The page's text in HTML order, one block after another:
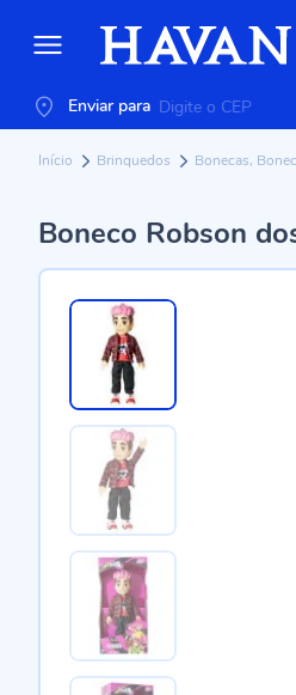
Enviar para
Início Brinquedos Bonecas,
Boneco Robson